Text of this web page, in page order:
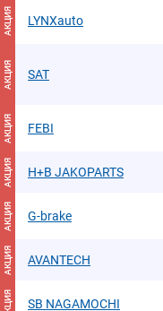
АКЦИЯ LYNXauto
АКЦИЯ SAT
АКЦИЯ FEBI
АКЦИЯ H+B JAKOPARTS
АКЦИЯ G-brake
АКЦИЯ AVANTECH
АКЦИЯ SB NAGAMOCHI